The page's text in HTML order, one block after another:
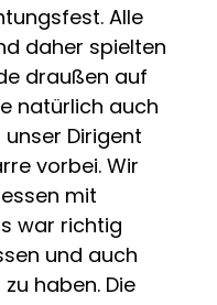
Alle
daher spielten
draußen auf
natürlich auch
Dirigent
vorbei. Wir
mit
war richtig
und auch
haben. Die